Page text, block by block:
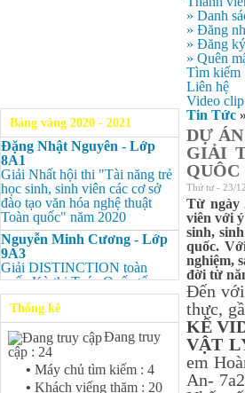
» Danh
» Đăng
» Đăng ký
» Quên
Tìm kiếm
Liên hệ
Video clip
Bảng vàng 2020 - 2021
Đặng Nhật Nguyên - Lớp
8A1
Giải Nhất hội thi "Tài năng trẻ
học sinh, sinh viên các cơ sở
đào tạo văn hóa nghệ thuật
Toàn quốc" năm 2020
Nguyễn Minh Cương - Lớp
9A3
Giải DISTINCTION toàn
quốc Kỳ thi Toán Quốc tế
Kangaroo – IKMC 2020
Nguyễn Minh Cương - Lớp
9A3
Giải Ba kỳ thi chọn HSG cấp
tỉnh môn Toán.
Bùi Quang Minh - Lớp 9A3
Thống kê
Đang truy
cập : 24
• Máy chủ tìm kiếm : 4
• Khách viếng thăm : 20
Tin Tức »
DỰ
GIẢI
QUÔC
Thứ tư - 23/
Từ ngày
viên với
sinh,
quốc.
nghiệm,
đời từ
Đến
thực,
KẾ
VẬT
em
An-